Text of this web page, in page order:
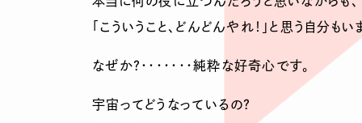
「こういうこと、どんどんやれ！」と思う自分もい
なぜか？・・・・・・・純粋な好奇心です。
宇宙ってどうなっているの？